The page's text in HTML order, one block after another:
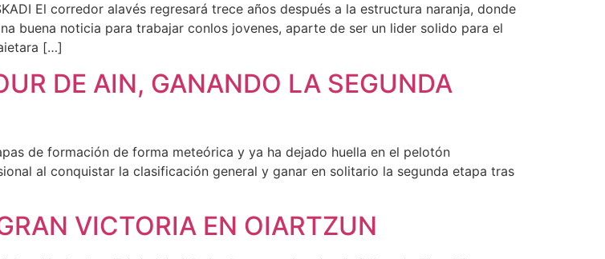
El corredor alavés regresará trece años después a la estructura naranja, donde
buena noticia para trabajar conlos jovenes, aparte de ser un lider solido para el
[…]
DE AIN, GANANDO LA SEGUNDA
de formación de forma meteórica y ya ha dejado huella en el pelotón
al conquistar la clasificación general y ganar en solitario la segunda etapa tras
VICTORIA EN OIARTZUN